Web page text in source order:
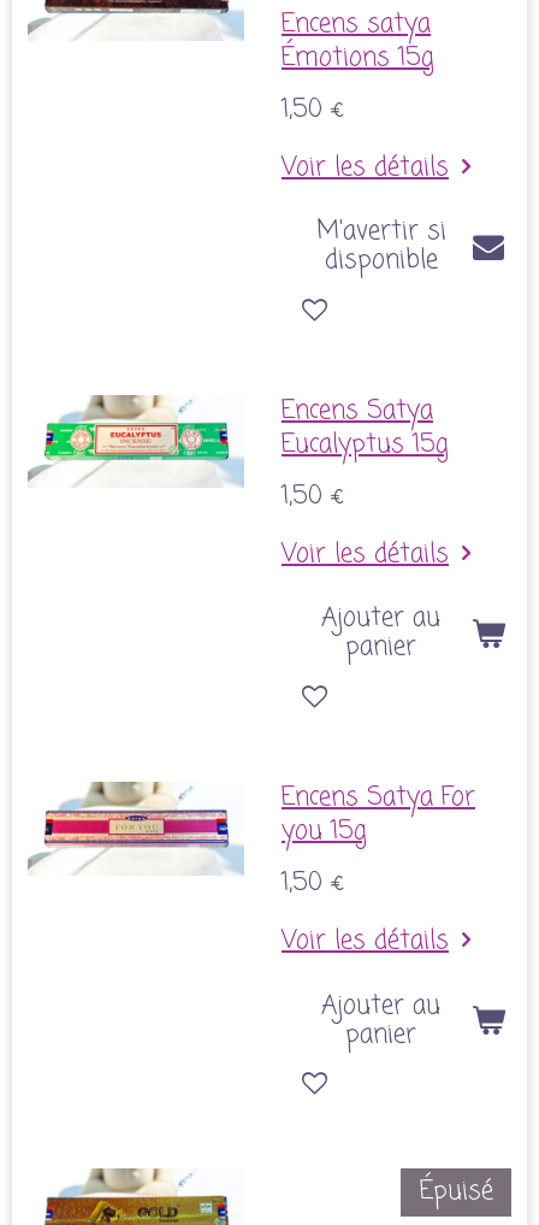
Encens satya
Émotions 15g
1,50 €
Voir les détails
M'avertir si
disponible
Encens Satya
Eucalyptus 15g
1,50 €
Voir les détails
Ajouter au
panier
Encens Satya For
you 15g
1,50 €
Voir les détails
Ajouter au
panier
Épuisé